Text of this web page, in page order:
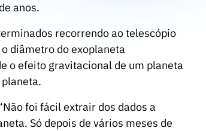
anos.
recorrendo ao telescópio
diâmetro do exoplaneta
o efeito gravitacional de um planeta
foi fácil extrair dos dados a
Só depois de vários meses de